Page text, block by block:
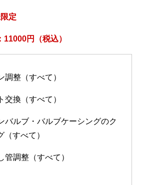
定
円（税込）
調整（すべて）
交換（すべて）
バルブ・バルブケーシングのク
（すべて）
管調整（すべて）